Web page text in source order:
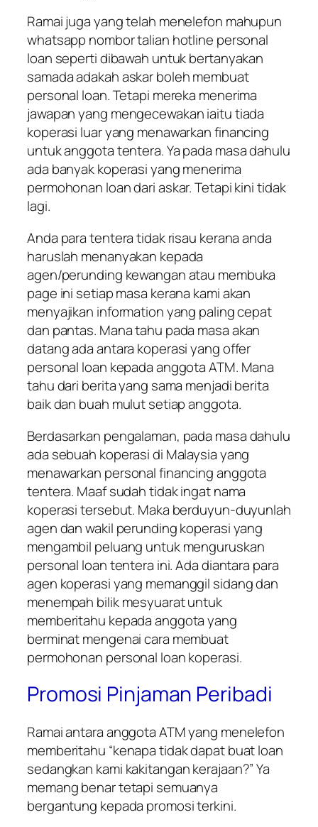
Ramai juga yang telah menelefon mahupun
whatsapp nombor talian hotline personal
loan seperti dibawah untuk bertanyakan
samada adakah askar boleh membuat
personal loan. Tetapi mereka menerima
jawapan yang mengecewakan iaitu tiada
koperasi luar yang menawarkan financing
untuk anggota tentera. Ya pada masa dahulu
ada banyak koperasi yang menerima
permohonan loan dari askar. Tetapi kini tidak
lagi.
Anda para tentera tidak risau kerana anda
haruslah menanyakan kepada
agen/perunding kewangan atau membuka
page ini setiap masa kerana kami akan
menyajikan information yang paling cepat
dan pantas. Mana tahu pada masa akan
datang ada antara koperasi yang offer
personal loan kepada anggota ATM. Mana
tahu dari berita yang sama menjadi berita
baik dan buah mulut setiap anggota.
Berdasarkan pengalaman, pada masa dahulu
ada sebuah koperasi di Malaysia yang
menawarkan personal financing anggota
tentera. Maaf sudah tidak ingat nama
koperasi tersebut. Maka berduyun-duyunlah
agen dan wakil perunding koperasi yang
mengambil peluang untuk menguruskan
personal loan tentera ini. Ada diantara para
agen koperasi yang memanggil sidang dan
menempah bilik mesyuarat untuk
memberitahu kepada anggota yang
berminat mengenai cara membuat
permohonan personal loan koperasi.
Promosi Pinjaman Peribadi
Ramai antara anggota ATM yang menelefon
memberitahu “kenapa tidak dapat buat loan
sedangkan kami kakitangan kerajaan?” Ya
memang benar tetapi semuanya
bergantung kepada promosi terkini.